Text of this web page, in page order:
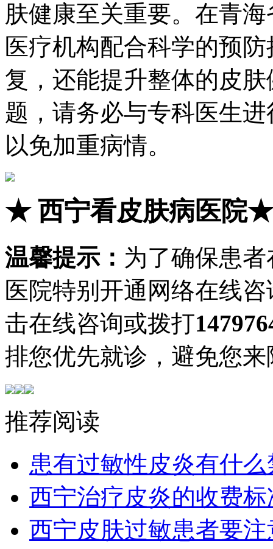
肤健康至关重要。在青
医疗机构配合科学的预
复，还能提升整体的皮
题，请务必与专科医生
以免加重病情。
★西宁看皮肤病医院★
温馨提示： 为了确保患
医院特别开通网络在线
击在线咨询或拨打
排您优先就诊，避免您
推荐阅读
患有过敏性皮炎有什么
西宁治疗皮炎的收费
西宁皮肤过敏患者要